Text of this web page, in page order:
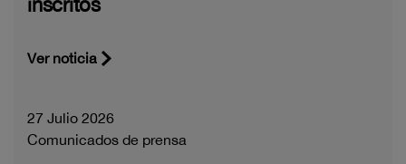
Ver noticia
27 Julio 2026
Comunicados de prensa